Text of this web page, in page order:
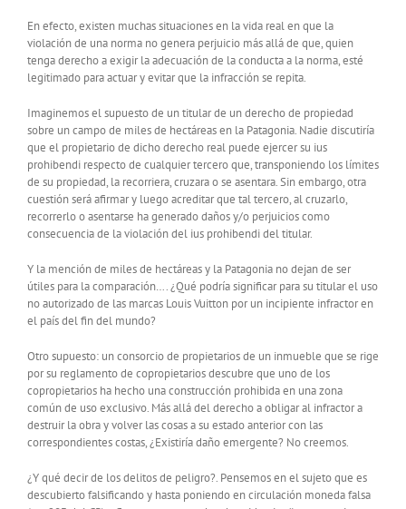
En efecto, existen muchas situaciones en la vida real en que la
violación de una norma no genera perjuicio más allá de que, quien
tenga derecho a exigir la adecuación de la conducta a la norma, esté
legitimado para actuar y evitar que la infracción se repita.
Imaginemos el supuesto de un titular de un derecho de propiedad
sobre un campo de miles de hectáreas en la Patagonia. Nadie discutiría
que el propietario de dicho derecho real puede ejercer su ius
prohibendi respecto de cualquier tercero que, transponiendo los límites
de su propiedad, la recorriera, cruzara o se asentara. Sin embargo, otra
cuestión será afirmar y luego acreditar que tal tercero, al cruzarlo,
recorrerlo o asentarse ha generado daños y/o perjuicios como
consecuencia de la violación del ius prohibendi del titular.
Y la mención de miles de hectáreas y la Patagonia no dejan de ser
útiles para la comparación…. ¿Qué podría significar para su titular el uso
no autorizado de las marcas Louis Vuitton por un incipiente infractor en
el país del fin del mundo?
Otro supuesto: un consorcio de propietarios de un inmueble que se rige
por su reglamento de copropietarios descubre que uno de los
copropietarios ha hecho una construcción prohibida en una zona
común de uso exclusivo. Más allá del derecho a obligar al infractor a
destruir la obra y volver las cosas a su estado anterior con las
correspondientes costas, ¿Existiría daño emergente? No creemos.
¿Y qué decir de los delitos de peligro?. Pensemos en el sujeto que es
descubierto falsificando y hasta poniendo en circulación moneda falsa